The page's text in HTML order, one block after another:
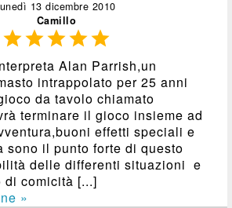
13 dicembre 2010
Camillo

Alan Parrish,un
intrappolato per 25 anni
da tavolo chiamato
terminare il gioco insieme ad
effetti speciali e
sono il punto forte di questo
delle differenti situazioni e
di comicità [...]
»